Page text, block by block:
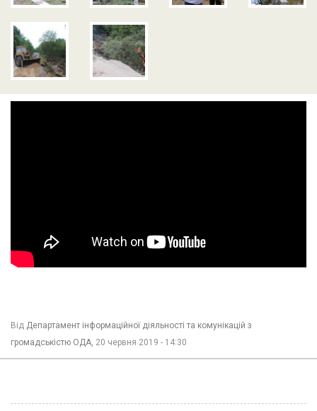
Від Департамент інформаційної діяльності та комунікацій з
громадськістю ОДА, 20 червня 2019 - 14:30